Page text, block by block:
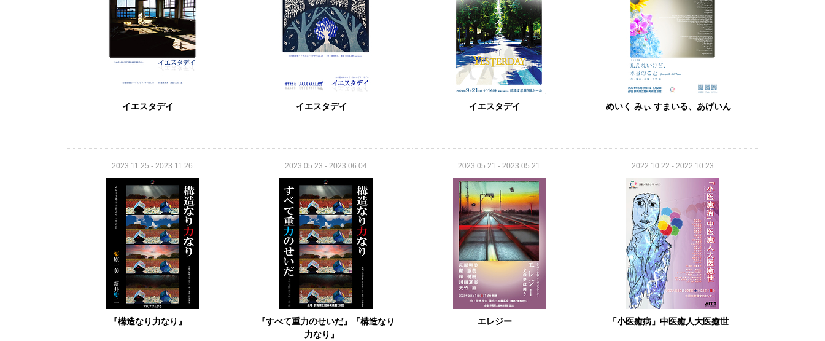
イエスタデイ イエスタデイ イエスタデイ めいく みぃ すまいる、あげいん
2023.11.25 - 2023.11.26
『構造なり力なり』
2023.05.23 - 2023.06.04
『すべて重力のせいだ』『構造なり
力なり』
2023.05.21 - 2023.05.21
エレジー
2022.10.22 - 2022.10.23
「小医癒病」中医癒人大医癒世